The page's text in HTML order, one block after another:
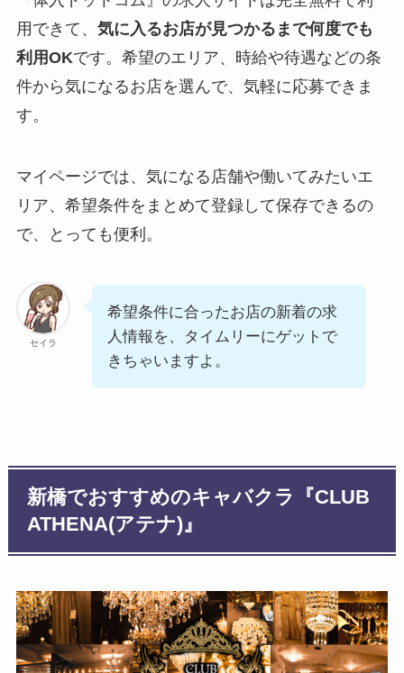
用できて、 気に入るお店が見つかるまで何度でも
利用OKです。希望のエリア、時給や待遇などの条
件から気になるお店を選んで、気軽に応募できま
す。
マイページでは、気になる店舗や働いてみたいエ
リア、希望条件をまとめて登録して保存できるの
で、とっても便利。
セイラ
希望条件に合ったお店の新着の求
人情報を、タイムリーにゲットで
きちゃいますよ。
新橋でおすすめのキャバクラ『CLUB
ATHENA(アテナ)』